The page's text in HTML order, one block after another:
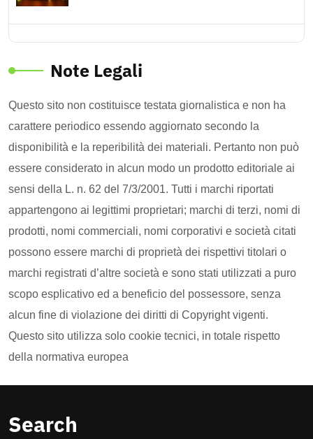
Note Legali
Questo sito non costituisce testata giornalistica e non ha
carattere periodico essendo aggiornato secondo la
disponibilità e la reperibilità dei materiali. Pertanto non può
essere considerato in alcun modo un prodotto editoriale ai
sensi della L. n. 62 del 7/3/2001. Tutti i marchi riportati
appartengono ai legittimi proprietari; marchi di terzi, nomi di
prodotti, nomi commerciali, nomi corporativi e società citati
possono essere marchi di proprietà dei rispettivi titolari o
marchi registrati d’altre società e sono stati utilizzati a puro
scopo esplicativo ed a beneficio del possessore, senza
alcun fine di violazione dei diritti di Copyright vigenti.
Questo sito utilizza solo cookie tecnici, in totale rispetto
della normativa europea
Search